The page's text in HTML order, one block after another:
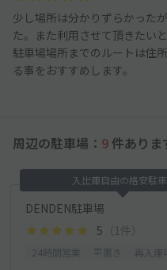
少し場所は分かりずらかった
た。また利用させて頂きたいと
駐車場場所までのルートは住
る事をおすすめします。
周辺の駐車場： 9 件ありま
入出庫自由の格安駐車
DENDEN駐車場
5 （1件）